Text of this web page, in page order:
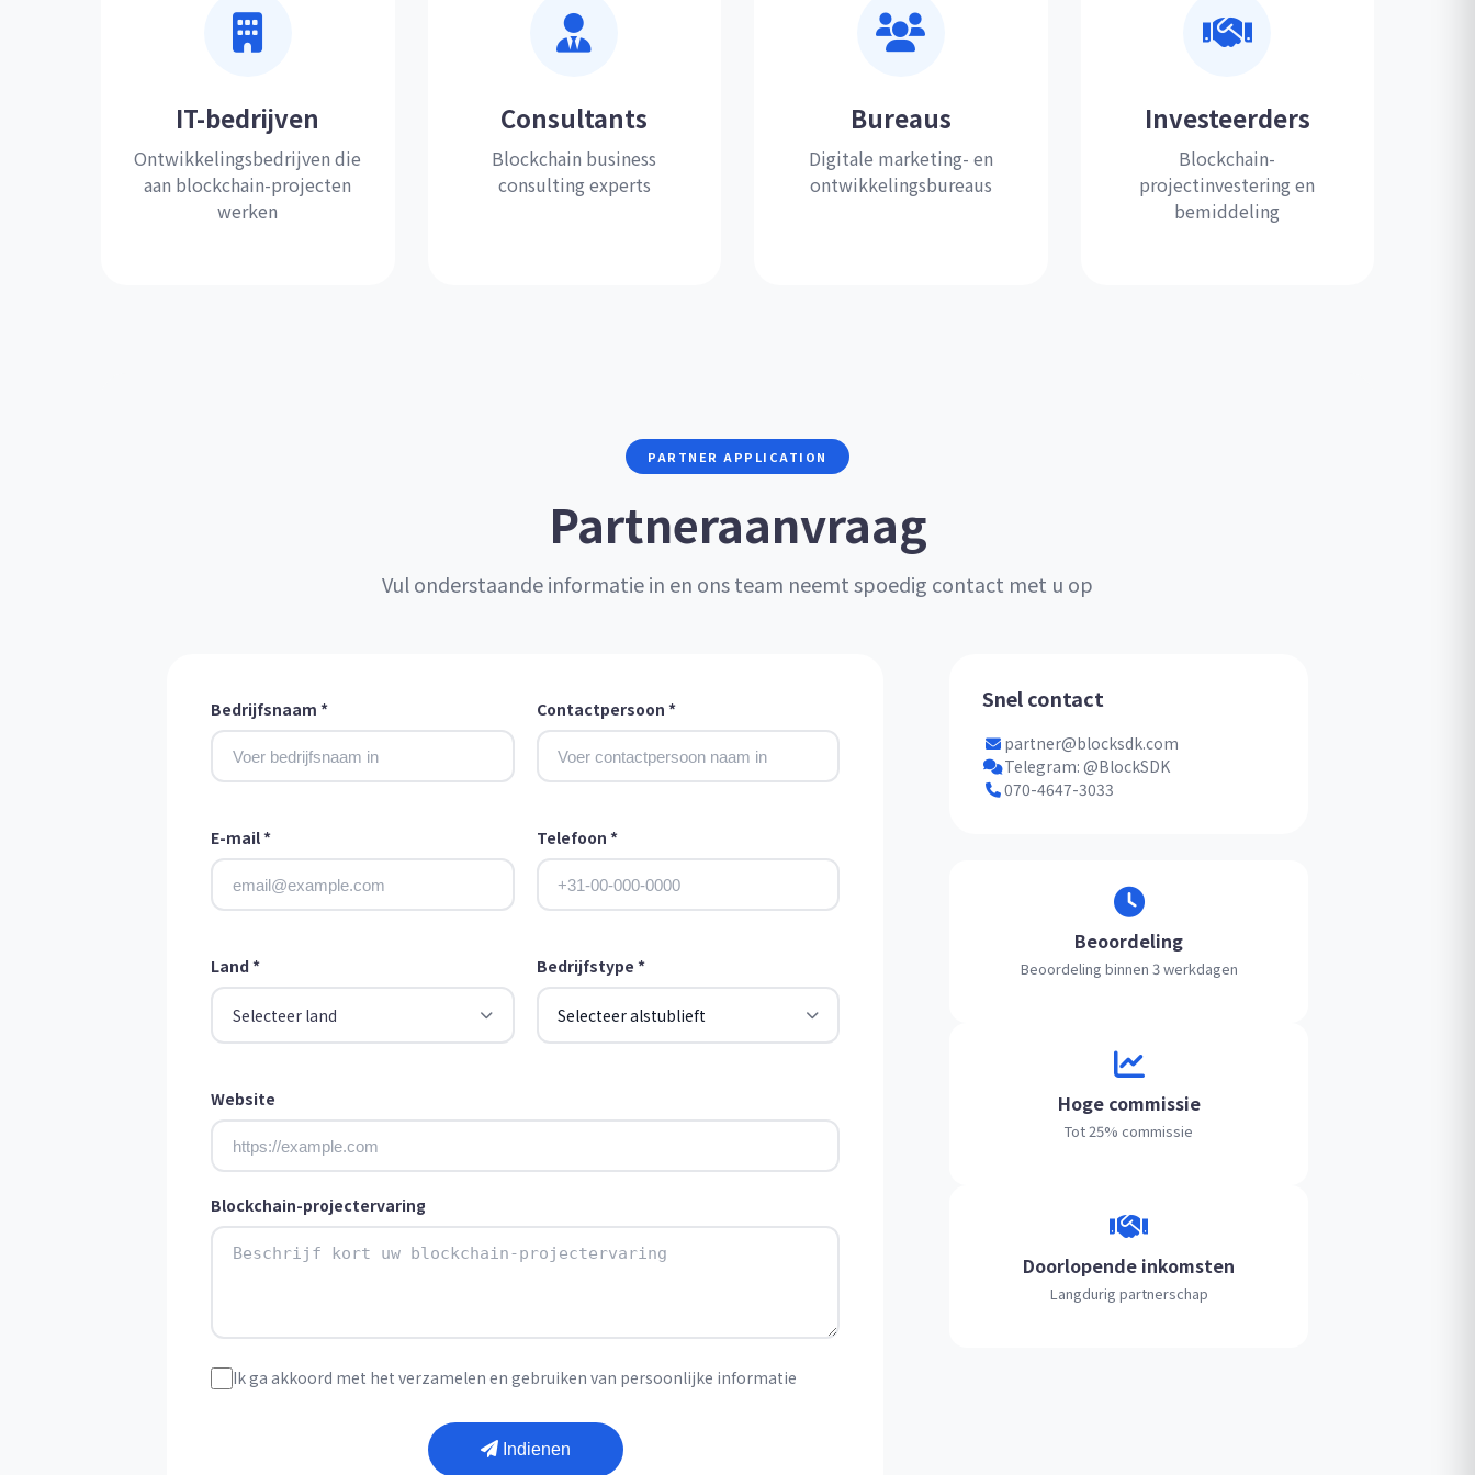
IT-bedrijven
Ontwikkelingsbedrijven die
aan blockchain-projecten
werken
Consultants
Blockchain business
consulting experts
Bureaus
Digitale marketing- en
ontwikkelingsbureaus
Investeerders
Blockchain-
projectinvestering en
bemiddeling
PARTNER APPLICATION
Partneraanvraag
Vul onderstaande informatie in en ons team neemt spoedig contact met u op
Bedrijfsnaam * Contactpersoon *
E-mail * Telefoon *
Land *
Selecteer land
Bedrijfstype *
Selecteer alstublieft
Website
Blockchain-projectervaring
Ik ga akkoord met het verzamelen en gebruiken van persoonlijke informatie
Indienen
Snel contact
partner@blocksdk.com
Telegram: @BlockSDK
070-4647-3033
Beoordeling
Beoordeling binnen 3 werkdagen
Hoge commissie
Tot 25% commissie
Doorlopende inkomsten
Langdurig partnerschap